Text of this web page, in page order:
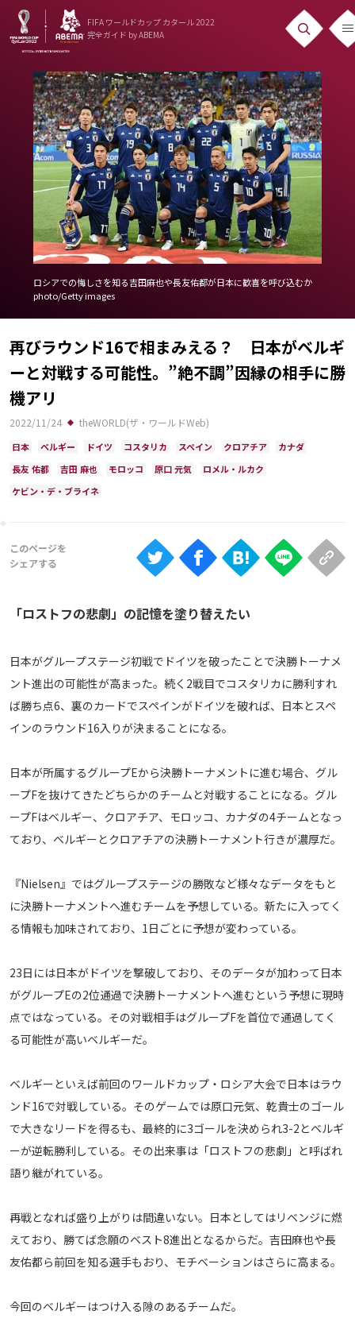
FIFA ワールドカップ カタール 2022
完全ガイド by ABEMA
ニュース
News
出場国
Teams
日本代表
Team Japan
日程・結果
Schedule
ランキング
Ranking
大会について
About
視聴方法
Android
TV
メディアアライアンス
運営会社
ご利用にあたって
Share
© AbemaTV. Inc. All Rights Reserved.
ロシアでの悔しさを知る吉田麻也や長友佑都が日本に歓喜を呼び込むか
photo/Getty images
再びラウンド16で相まみえる？ 日本がベルギ
ーと対戦する可能性。”絶不調”因縁の相手に勝
機アリ
2022/11/24 theWORLD(ザ・ワールドWeb)
日本 ベルギー ドイツ コスタリカ スペイン クロアチア
カナダ
長友 佑都
吉田 麻也 モロッコ 原口 元気
ロメル・ルカク
ケビン・デ・ブライネ
「ロストフの悲劇」の記憶を塗り替えたい
日本がグループステージ初戦でドイツを破ったことで決勝トーナメ
ント進出の可能性が高まった。続く2戦目でコスタリカに勝利すれ
ば勝ち点6、裏のカードでスペインがドイツを破れば、日本とスペ
インのラウンド16入りが決まることになる。
日本が所属するグループEから決勝トーナメントに進む場合、グル
ープFを抜けてきたどちらかのチームと対戦することになる。グル
ープFはベルギー、クロアチア、モロッコ、カナダの4チームとなっ
ており、ベルギーとクロアチアの決勝トーナメント行きが濃厚だ。
『Nielsen』ではグループステージの勝敗など様々なデータをもと
に決勝トーナメントへ進むチームを予想している。新たに入ってく
る情報も加味されており、1日ごとに予想が変わっている。
23日には日本がドイツを撃破しており、そのデータが加わって日本
がグループEの2位通過で決勝トーナメントへ進むという予想に現時
点ではなっている。その対戦相手はグループFを首位で通過してく
る可能性が高いベルギーだ。
ベルギーといえば前回のワールドカップ・ロシア大会で日本はラウ
ンド16で対戦している。そのゲームでは原口元気、乾貴士のゴール
で大きなリードを得るも、最終的に3ゴールを決められ3-2とベルギ
ーが逆転勝利している。その出来事は「ロストフの悲劇」と呼ばれ
語り継がれている。
再戦となれば盛り上がりは間違いない。日本としてはリベンジに燃
えており、勝てば念願のベスト8進出となるからだ。吉田麻也や長
友佑都ら前回を知る選手もおり、モチベーションはさらに高まる。
今回のベルギーはつけ入る隙のあるチームだ。